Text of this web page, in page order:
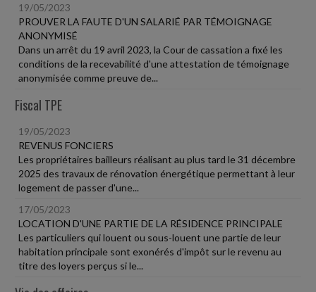
19/05/2023
PROUVER LA FAUTE D'UN SALARIÉ PAR TÉMOIGNAGE
ANONYMISÉ
Dans un arrêt du 19 avril 2023, la Cour de cassation a fixé les
conditions de la recevabilité d'une attestation de témoignage
anonymisée comme preuve de...
Fiscal TPE
19/05/2023
REVENUS FONCIERS
Les propriétaires bailleurs réalisant au plus tard le 31 décembre
2025 des travaux de rénovation énergétique permettant à leur
logement de passer d'une...
17/05/2023
LOCATION D'UNE PARTIE DE LA RÉSIDENCE PRINCIPALE
Les particuliers qui louent ou sous-louent une partie de leur
habitation principale sont exonérés d'impôt sur le revenu au
titre des loyers perçus si le...